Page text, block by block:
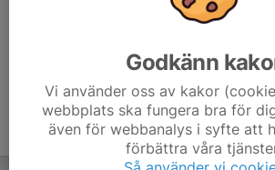
gustav.back@hotmail.com
Godkänn
Vi använder oss av kakor
webbplats ska fungera bra för
även för webbanalys i syfte att
förbättra våra